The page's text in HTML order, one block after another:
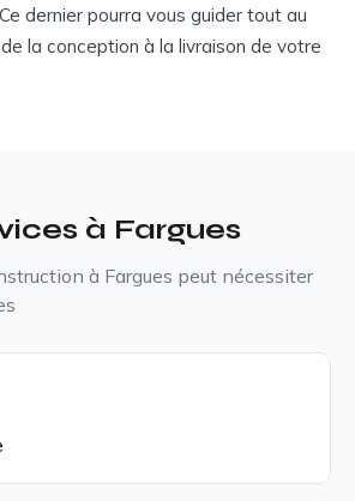
dernier pourra vous guider tout au
la conception à la livraison de votre
à Fargues
à Fargues peut nécessiter